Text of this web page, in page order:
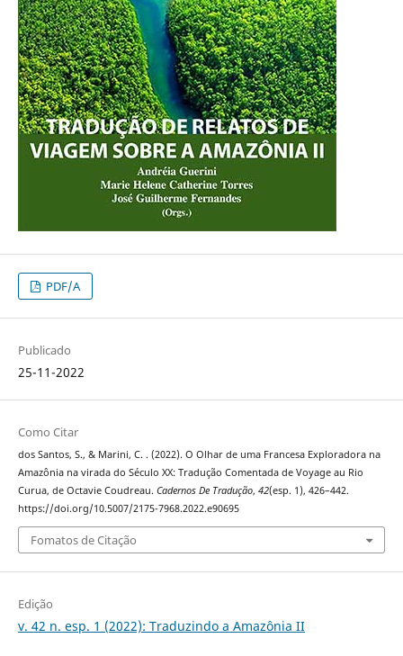
PDF/A
Publicado
25-11-2022
Como Citar
dos Santos, S., & Marini, C. . (2022). O Olhar de uma Francesa Exploradora na
Amazônia na virada do Século XX: Tradução Comentada de Voyage au Rio
Curua, de Octavie Coudreau. Cadernos De Tradução, 42(esp. 1), 426–442.
https://doi.org/10.5007/2175-7968.2022.e90695
Fomatos de Citação
Edição
v. 42 n. esp. 1 (2022): Traduzindo a Amazônia II